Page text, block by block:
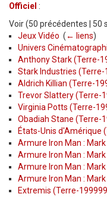
Officiel :
Voir (50 précédentes | 50
Jeux Vidéo ( ← liens)
Univers
Anthony Stark (Terre-
Stark Industries (Terre-
Aldrich Killian (Terre-
Trevor Slattery (Terre-
Virginia Potts (Terre-
Obadiah Stane (Terre-
États-Unis d'Amérique
Armure Iron Man :
Armure Iron Man :
Armure Iron Man :
Armure Iron Man :
Extremis (Terre-